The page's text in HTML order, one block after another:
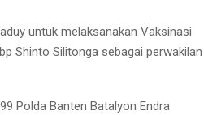
untuk melaksanakan Vaksinasi
Shinto Silitonga sebagai perwakilan
Polda Banten Batalyon Endra